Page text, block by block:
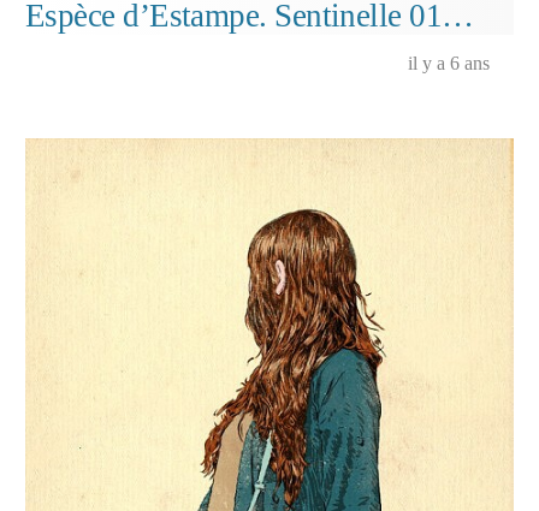
Dessins
Espèce d’Estampe. Sentinelle 01…
il y a 6 ans